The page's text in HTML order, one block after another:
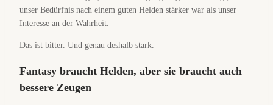
unser Bedürfnis nach einem guten Helden stärker war als unser
Interesse an der Wahrheit.
Das ist bitter. Und genau deshalb stark.
Fantasy braucht Helden, aber sie braucht auch
bessere Zeugen